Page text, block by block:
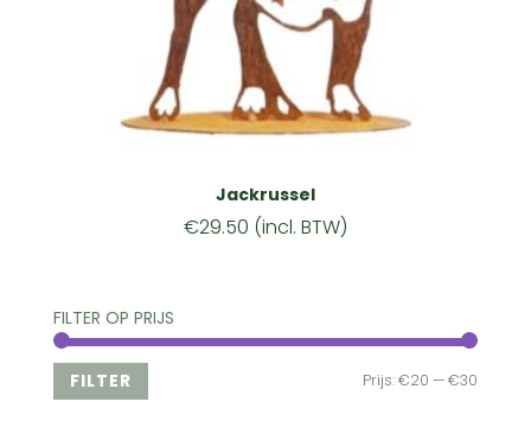
Jackrussel
€29.50 (incl. BTW)
FILTER OP PRIJS
FILTER Prijs:€20 —€30